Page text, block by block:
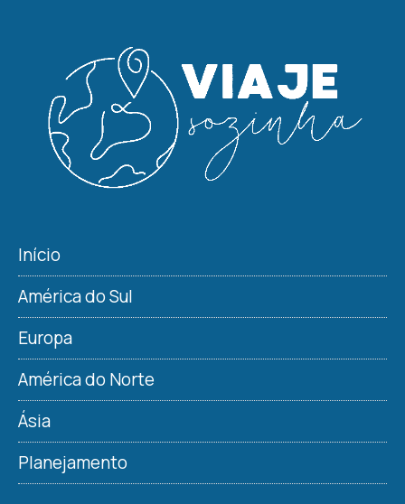
Início
América do Sul
Europa
América do Norte
Ásia
Planejamento